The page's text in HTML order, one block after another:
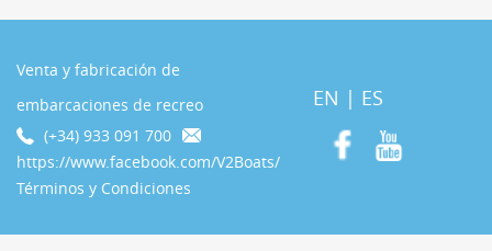
Venta y fabricación de
embarcaciones de recreo
(+34) 933 091 700
https://www.facebook.com/V2Boats/
Términos y Condiciones
EN | ES